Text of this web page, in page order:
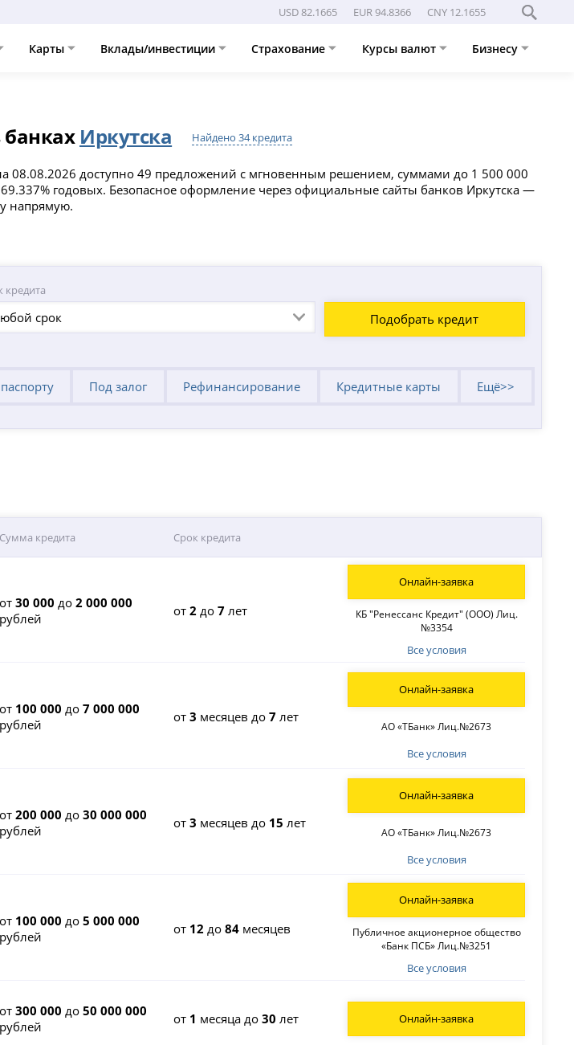
USD 82.1665 EUR 94.8366 CNY 12.1655
Карты Вклады/инвестиции Страхование Курсы валют Бизнесу
банках Иркутска Найдено 34 кредита
08.08.2026 доступно 49 предложений с мгновенным решением, суммами до 1 500 000
годовых. Безопасное оформление через официальные сайты банков Иркутска —
напрямую.
кредита
срок Подобрать кредит
Под залог Рефинансирование Кредитные карты Ещё>>
Сумма кредита Срок кредита
от30 000 до2 000 000
рублей
от2 до7 лет
Все условия
КБ "Ренессанс Кредит" (ООО) Лиц.
№3354
Онлайн-заявка
от 100 000 до7 000 000
рублей
от3 месяцев до7 лет
Все условия
АО «ТБанк» Лиц.№2673
Онлайн-заявка
от200 000 до30 000 000
рублей
от3 месяцев до 15 лет
Все условия
АО «ТБанк» Лиц.№2673
Онлайн-заявка
от 100 000 до5 000 000
рублей
от 12 до84 месяцев
Все условия
Публичное акционерное общество
«Банк ПСБ» Лиц.№3251
Онлайн-заявка
от300 000 до50 000 000
рублей
от 1 месяца до30 лет Онлайн-заявка